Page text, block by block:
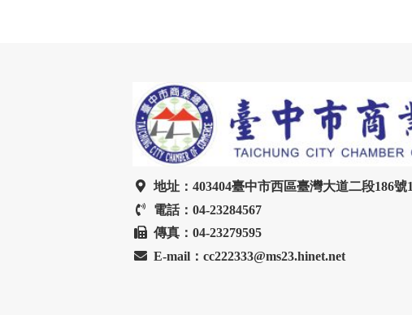
地址：403404臺中市西區臺灣大道二段186號
電話：04-23284567
傳真：04-23279595
E-mail：cc222333@ms23.hinet.net